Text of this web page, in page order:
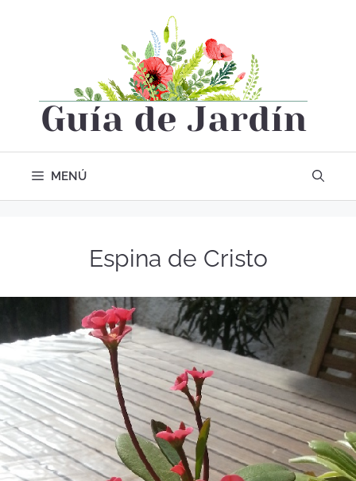
MENÚ
Espina de Cristo